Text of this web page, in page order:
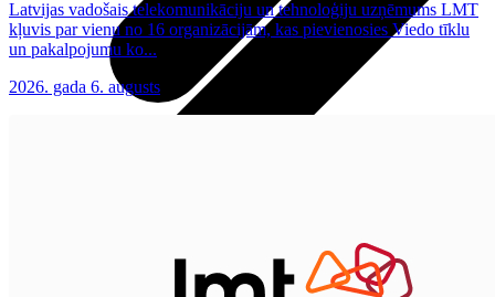
Latvijas vadošais telekomunikāciju un tehnoloģiju uzņēmums LMT
kļuvis par vienu no 16 organizācijām, kas pievienosies Viedo tīklu
un pakalpojumu ko...
2026. gada 6. augusts